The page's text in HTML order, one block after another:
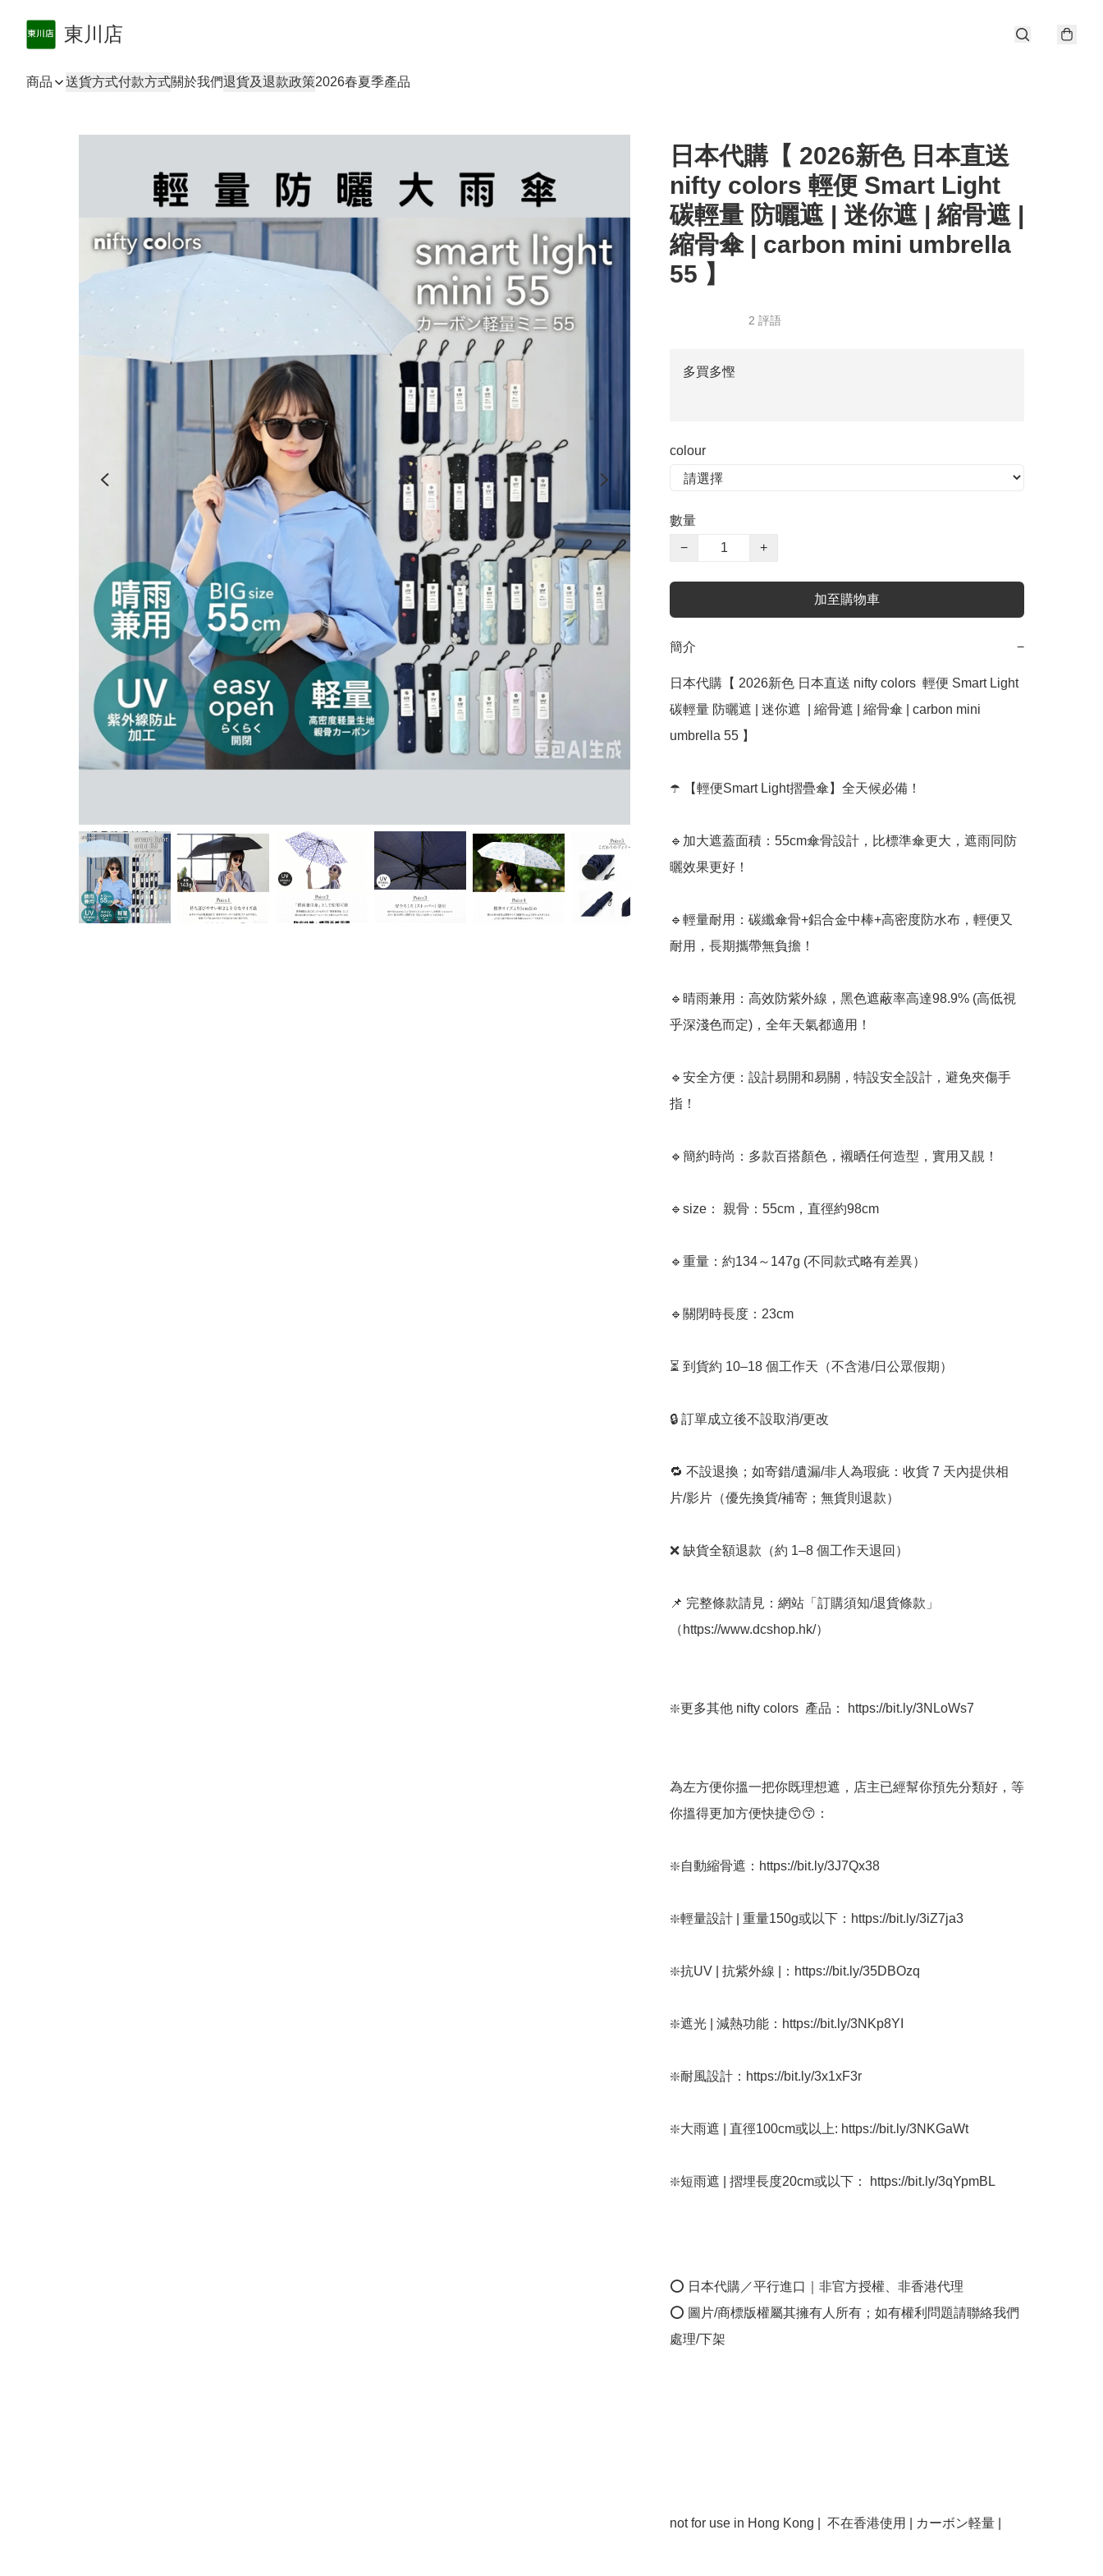
東川店
商品 送貨方式付款方式關於我們退貨及退款政策2026春夏季產品
日本代購【 2026新色 日本直送
nifty colors 輕便 Smart Light
碳輕量 防曬遮 | 迷你遮 | 縮骨遮 |
縮骨傘 | carbon mini umbrella
55 】
2 評語
多買多慳
colour
數量
−
+
加至購物車
簡介 −
日本代購【 2026新色 日本直送 nifty colors  輕便 Smart Light
碳輕量 防曬遮 | 迷你遮  | 縮骨遮 | 縮骨傘 | carbon mini
umbrella 55 】
☂️ 【輕便Smart Light摺疊傘】全天候必備！
🔹加大遮蓋面積：55cm傘骨設計，比標準傘更大，遮雨同防
曬效果更好！
🔹輕量耐用：碳纖傘骨+鋁合金中棒+高密度防水布，輕便又
耐用，長期攜帶無負擔！
🔹晴雨兼用：高效防紫外線，黑色遮蔽率高達98.9% (高低視
乎深淺色而定)，全年天氣都適用！
🔹安全方便：設計易開和易關，特設安全設計，避免夾傷手
指！
🔹簡約時尚：多款百搭顏色，襯晒任何造型，實用又靚！
🔹size： 親骨：55cm，直徑約98cm
🔹重量：約134～147g (不同款式略有差異）
🔹關閉時長度：23cm
⏳ 到貨約 10–18 個工作天（不含港/日公眾假期）
🔒 訂單成立後不設取消/更改
🔁 不設退換；如寄錯/遺漏/非人為瑕疵：收貨 7 天內提供相
片/影片（優先換貨/補寄；無貨則退款）
❌ 缺貨全額退款（約 1–8 個工作天退回）
📌 完整條款請見：網站「訂購須知/退貨條款」
（https://www.dcshop.hk/）
❇️更多其他 nifty colors  產品： https://bit.ly/3NLoWs7
為左方便你搵一把你既理想遮，店主已經幫你預先分類好，等
你搵得更加方便快捷😙😙：
❇️自動縮骨遮：https://bit.ly/3J7Qx38
❇️輕量設計 | 重量150g或以下：https://bit.ly/3iZ7ja3
❇️抗UV | 抗紫外線 |：https://bit.ly/35DBOzq
❇️遮光 | 減熱功能：https://bit.ly/3NKp8YI
❇️耐風設計：https://bit.ly/3x1xF3r
❇️大雨遮 | 直徑100cm或以上: https://bit.ly/3NKGaWt
❇️短雨遮 | 摺埋長度20cm或以下： https://bit.ly/3qYpmBL
⭕ 日本代購／平行進口｜非官方授權、非香港代理
⭕ 圖片/商標版權屬其擁有人所有；如有權利問題請聯絡我們
處理/下架
not for use in Hong Kong |  不在香港使用 | カーボン軽量 |